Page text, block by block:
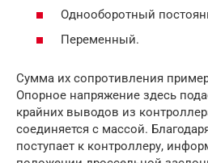
Однооборотный
Переменный.
Сумма их сопротивления
Опорное напряжение здесь
крайних выводов из
соединяется с массой.
поступает к контроллеру,